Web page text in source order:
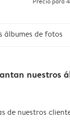
álbumes de fotos
nuestros
de nuestros